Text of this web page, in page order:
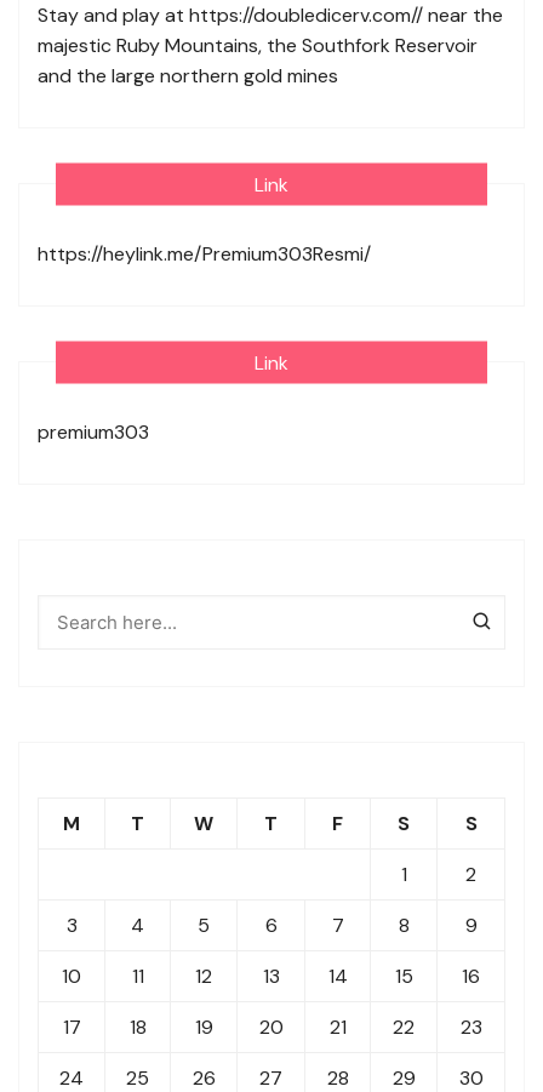
Stay and play at https://doubledicerv.com//near the
majestic Ruby Mountains, the Southfork Reservoir
and the large northern gold mines
Link
https://heylink.me/Premium303Resmi/
Link
premium303
M T W T F S
S
1
2
3
4 5 6 7 8
9
10
11 12 13 14 15
16
17
18 19 20 21 22
23
24
25 26 27 28 29 30